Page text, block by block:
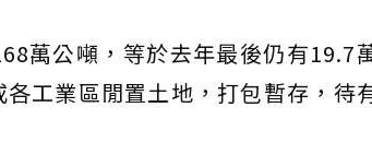
萬公噸，等於去年最後仍有19.7
各工業區閒置土地，打包暫存，待